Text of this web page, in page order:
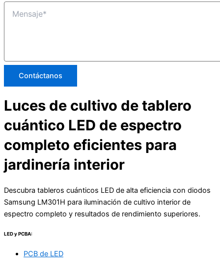
Contáctanos
Luces de cultivo de tablero
cuántico LED de espectro
completo eficientes para
jardinería interior
Descubra tableros cuánticos LED de alta eficiencia con diodos
Samsung LM301H para iluminación de cultivo interior de
espectro completo y resultados de rendimiento superiores.
LED y PCBA:
PCB de LED